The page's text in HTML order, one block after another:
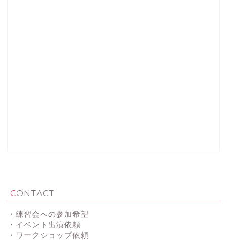
CONTACT
・練習会への参加希望
・イベント出演依頼
・ワークショップ依頼